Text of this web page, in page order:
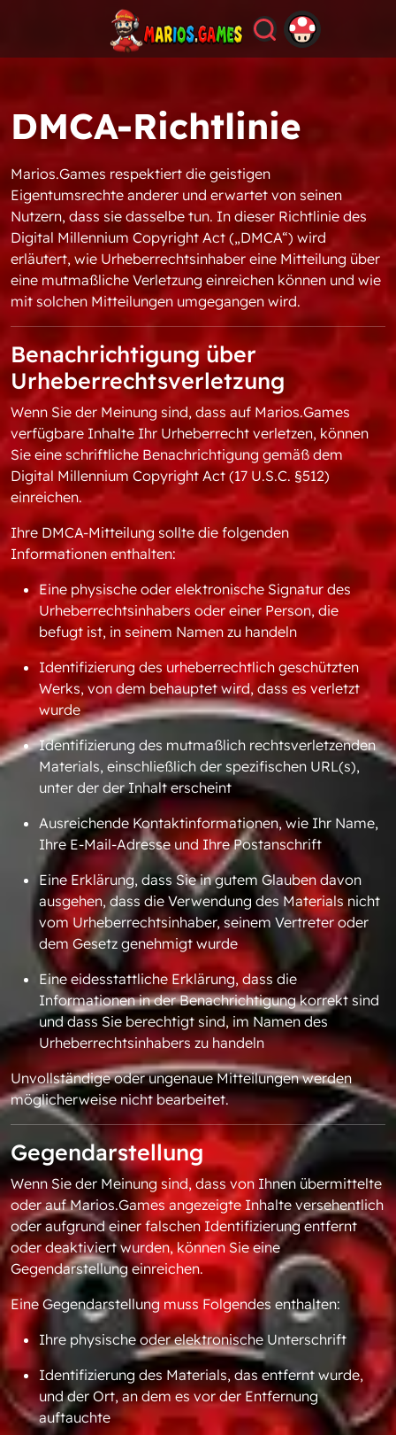
DMCA-Richtlinie
Marios.Games respektiert die geistigen
Eigentumsrechte anderer und erwartet von seinen
Nutzern, dass sie dasselbe tun. In dieser Richtlinie des
Digital Millennium Copyright Act („DMCA“) wird
erläutert, wie Urheberrechtsinhaber eine Mitteilung über
eine mutmaßliche Verletzung einreichen können und wie
mit solchen Mitteilungen umgegangen wird.
Benachrichtigung über
Urheberrechtsverletzung
Wenn Sie der Meinung sind, dass auf Marios.Games
verfügbare Inhalte Ihr Urheberrecht verletzen, können
Sie eine schriftliche Benachrichtigung gemäß dem
Digital Millennium Copyright Act (17 U.S.C. §512)
einreichen.
Ihre DMCA-Mitteilung sollte die folgenden
Informationen enthalten:
Eine physische oder elektronische Signatur des
Urheberrechtsinhabers oder einer Person, die
befugt ist, in seinem Namen zu handeln
Identifizierung des urheberrechtlich geschützten
Werks, von dem behauptet wird, dass es verletzt
wurde
Identifizierung des mutmaßlich rechtsverletzenden
Materials, einschließlich der spezifischen URL(s),
unter der der Inhalt erscheint
Ausreichende Kontaktinformationen, wie Ihr Name,
Ihre E-Mail-Adresse und Ihre Postanschrift
Eine Erklärung, dass Sie in gutem Glauben davon
ausgehen, dass die Verwendung des Materials nicht
vom Urheberrechtsinhaber, seinem Vertreter oder
dem Gesetz genehmigt wurde
Eine eidesstattliche Erklärung, dass die
Informationen in der Benachrichtigung korrekt sind
und dass Sie berechtigt sind, im Namen des
Urheberrechtsinhabers zu handeln
Unvollständige oder ungenaue Mitteilungen werden
möglicherweise nicht bearbeitet.
Gegendarstellung
Wenn Sie der Meinung sind, dass von Ihnen übermittelte
oder auf Marios.Games angezeigte Inhalte versehentlich
oder aufgrund einer falschen Identifizierung entfernt
oder deaktiviert wurden, können Sie eine
Gegendarstellung einreichen.
Eine Gegendarstellung muss Folgendes enthalten:
Ihre physische oder elektronische Unterschrift
Identifizierung des Materials, das entfernt wurde,
und der Ort, an dem es vor der Entfernung
auftauchte